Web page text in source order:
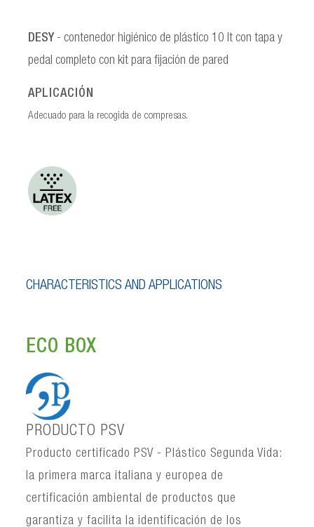
DESY- contenedor higiénico de plástico 10 lt con tapa y
pedal completo con kit para fijación de pared
APLICACIÓN
Adecuado para la recogida de compresas.
CHARACTERISTICS AND APPLICATIONS
ECO BOX
PRODUCTO PSV
Producto certificado PSV - Plástico Segunda Vida:
la primera marca italiana y europea de
certificación ambiental de productos que
garantiza y facilita la identificación de los